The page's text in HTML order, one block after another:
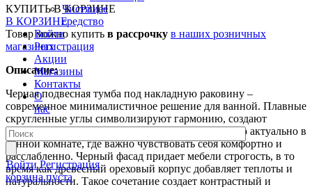
Чистящее
средство
Войти
Регистрация
Акции
Магазины
Контакты
О
нас
Войти Регистрация
корзина пуста
КУПИТЬ В КОРЗИНЕ
В КОРЗИНЕ
Товар можно купить в рассрочку в наших розничных
магазинах
Описание:
Черная подвесная тумба под накладную раковину –
современное минималистичное решение для ванной. Плавные
скругленные углы символизируют гармонию, создают
ощущение легкости и безопасности. Это особенно актуально в
ванной комнате, где важно чувствовать себя комфортно и
расслабленно. Черный фасад придает мебели строгость, в то
время как древесный ореховый корпус добавляет теплоты и
натуральности. Такое сочетание создает контрастный и